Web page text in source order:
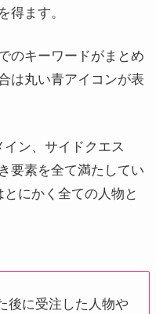
得ます。
のキーワードがまとめ
は丸い青アイコンが表
ン、サイドクエス
要素を全て満たしてい
にかく全ての人物と
後に受注した人物や